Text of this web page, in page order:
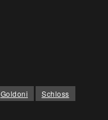
Goldoni
Schloss